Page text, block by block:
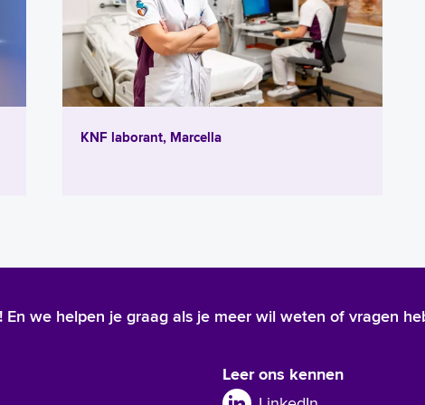
KNF laborant, Marcella
En we helpen je graag als je meer wil weten of vragen
Leer ons kennen